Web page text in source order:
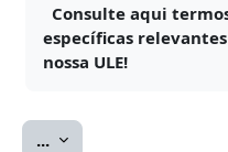
Consulte aqui
específicas
nossa ULE!
... Exportar itens